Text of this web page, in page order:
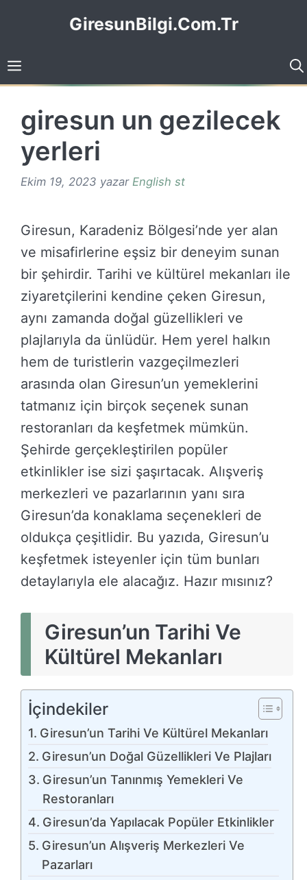
GiresunBilgi.Com.Tr
giresun un gezilecek
yerleri
Ekim 19, 2023 yazar English st
Giresun, Karadeniz Bölgesi’nde yer alan
ve misafirlerine eşsiz bir deneyim sunan
bir şehirdir. Tarihi ve kültürel mekanları ile
ziyaretçilerini kendine çeken Giresun,
aynı zamanda doğal güzellikleri ve
plajlarıyla da ünlüdür. Hem yerel halkın
hem de turistlerin vazgeçilmezleri
arasında olan Giresun’un yemeklerini
tatmanız için birçok seçenek sunan
restoranları da keşfetmek mümkün.
Şehirde gerçekleştirilen popüler
etkinlikler ise sizi şaşırtacak. Alışveriş
merkezleri ve pazarlarının yanı sıra
Giresun’da konaklama seçenekleri de
oldukça çeşitlidir. Bu yazıda, Giresun’u
keşfetmek isteyenler için tüm bunları
detaylarıyla ele alacağız. Hazır mısınız?
Giresun’un Tarihi Ve
Kültürel Mekanları
İçindekiler
Giresun’un Tarihi Ve Kültürel Mekanları
Giresun’un Doğal Güzellikleri Ve Plajları
Giresun’un Tanınmış Yemekleri Ve
Restoranları
Giresun’da Yapılacak Popüler Etkinlikler
Giresun’un Alışveriş Merkezleri Ve
Pazarları